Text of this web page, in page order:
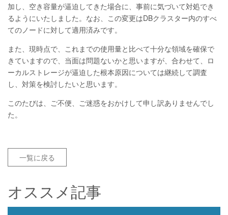
加し、空き容量が逼迫してきた場合に、事前に気づいて対処でき
るようにいたしました。なお、この変更はDBクラスター内のすべ
てのノードに対して適用済みです。
また、現時点で、これまでの使用量と比べて十分な領域を確保で
きていますので、当面は問題ないかと思いますが、合わせて、ロ
ーカルストレージが逼迫した根本原因については継続して調査
し、対策を検討したいと思います。
このたびは、ご不便、ご迷惑をおかけして申し訳ありませんでし
た。
一覧に戻る
オススメ記事